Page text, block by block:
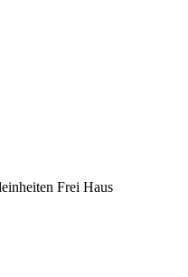
Frei Haus